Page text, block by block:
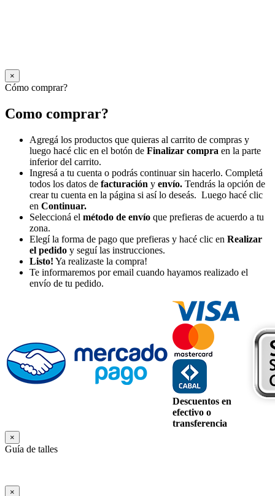
×
Cómo comprar?
Como comprar?
Agregá los productos que quieras al carrito de compras y
luego hacé clic en el botón de Finalizar compra en la parte
inferior del carrito.
Ingresá a tu cuenta o podrás continuar sin hacerlo. Completá
todos los datos de facturación y envío. Tendrás la opción de
crear tu cuenta en la página si así lo deseás. Luego hacé clic
en Continuar.
Seleccioná el método de envío que prefieras de acuerdo a tu
zona.
Elegí la forma de pago que prefieras y hacé clic en Realizar
el pedido y seguí las instrucciones.
Listo! Ya realizaste la compra!
Te informaremos por email cuando hayamos realizado el
envío de tu pedido.
Descuentos en
efectivo o
transferencia
×
Guía de talles
×